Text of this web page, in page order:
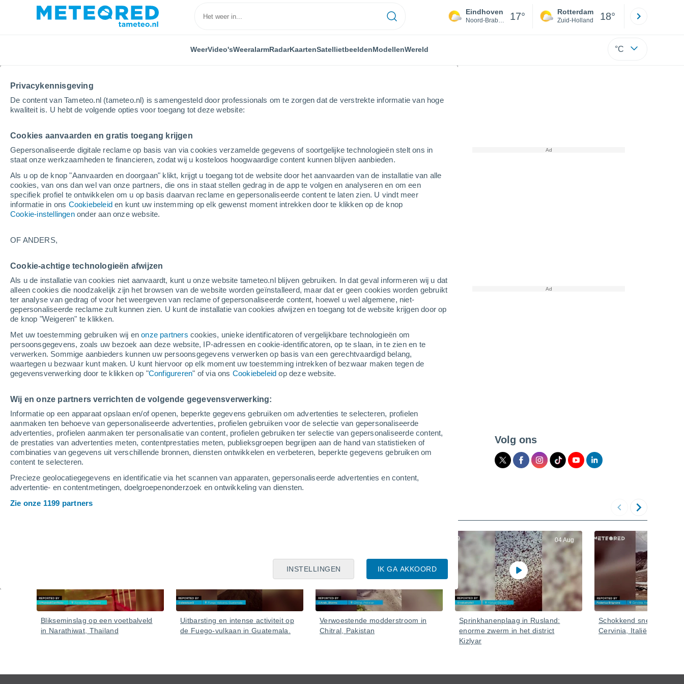
Privacykennisgeving
De content van Tameteo.nl (tameteo.nl) is samengesteld door professionals om te zorgen dat de verstrekte informatie van hoge
kwaliteit is. U hebt de volgende opties voor toegang tot deze website:
Cookies aanvaarden en gratis toegang krijgen
Gepersonaliseerde digitale reclame op basis van via cookies verzamelde gegevens of soortgelijke technologieën stelt ons in
staat onze werkzaamheden te financieren, zodat wij u kosteloos hoogwaardige content kunnen blijven aanbieden.
Als u op de knop "Aanvaarden en doorgaan" klikt, krijgt u toegang tot de website door het aanvaarden van de installatie van alle
cookies, van ons dan wel van onze partners, die ons in staat stellen gedrag in de app te volgen en analyseren en om een
specifiek profiel te ontwikkelen om u op basis daarvan reclame en gepersonaliseerde content te laten zien. U vindt meer
informatie in ons Cookiebeleid en kunt uw instemming op elk gewenst moment intrekken door te klikken op de knop
Cookie-instellingenonder aan onze website.
OF ANDERS,
Cookie-achtige technologieën afwijzen
Als u de installatie van cookies niet aanvaardt, kunt u onze website tameteo.nl blijven gebruiken. In dat geval informeren wij u dat
alleen cookies die noodzakelijk zijn het browsen van de website worden geïnstalleerd, maar dat er geen cookies worden gebruikt
ter analyse van gedrag of voor het weergeven van reclame of gepersonaliseerde content, hoewel u wel algemene, niet-
gepersonaliseerde reclame zult kunnen zien. U kunt de installatie van cookies afwijzen en toegang tot de website krijgen door op
de knop "Weigeren" te klikken.
Met uw toestemming gebruiken wij enonze partners cookies, unieke identificatoren of vergelijkbare technologieën om
persoonsgegevens, zoals uw bezoek aan deze website, IP-adressen en cookie-identificatoren, op te slaan, in te zien en te
verwerken. Sommige aanbieders kunnen uw persoonsgegevens verwerken op basis van een gerechtvaardigd belang,
waartegen u bezwaar kunt maken. U kunt hiervoor op elk moment uw toestemming intrekken of bezwaar maken tegen de
gegevensverwerking door te klikken op "Configureren" of via ons Cookiebeleid op deze website.
Wij en onze partners verrichten de volgende gegevensverwerking:
Informatie op een apparaat opslaan en/of openen, beperkte gegevens gebruiken om advertenties te selecteren, profielen
aanmaken ten behoeve van gepersonaliseerde advertenties, profielen gebruiken voor de selectie van gepersonaliseerde
advertenties, profielen aanmaken ter personalisatie van content, profielen gebruiken ter selectie van gepersonaliseerde content,
de prestaties van advertenties meten, contentprestaties meten, publieksgroepen begrijpen aan de hand van statistieken of
combinaties van gegevens uit verschillende bronnen, diensten ontwikkelen en verbeteren, beperkte gegevens gebruiken om
content te selecteren.
Precieze geolocatiegegevens en identificatie via het scannen van apparaten, gepersonaliseerde advertenties en content,
advertentie- en contentmetingen, doelgroepenonderzoek en ontwikkeling van diensten.
Zie onze 1199 partners
IK GA AKKOORD
INSTELLINGEN
Eindhoven
Noord-Brabant 17° Rotterdam
Zuid-Holland 18°
WeerVideo'sWeeralarmRadarKaartenSatellietbeeldenModellenWereld °C
Home Video's Een spectaculaire tornado veroorzaakt chaos ten zuiden van Ciudad Acuña, Mexico
Een spectaculaire tornado veroorzaakt chaos ten
zuiden van Ciudad Acuña, Mexico
Deskundigen onderzoeken of er meer dan één tornado in het gebied heeft plaatsgevonden, dat gelukkig
dunbevolkt is op de plek waar de tornado aan land kwam.
Volg ons
Video's
Blikseminslag op een voetbalveld
in Narathiwat, Thailand
Uitbarsting en intense activiteit op
de Fuego-vulkaan in Guatemala.
Verwoestende modderstroom in
Chitral, Pakistan
04 Aug
Sprinkhanenplaag in Rusland:
enorme zwerm in het district
Kizlyar
Schokkend
Cervinia, Italië